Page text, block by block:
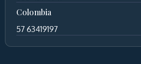
Colombia
57 63419197